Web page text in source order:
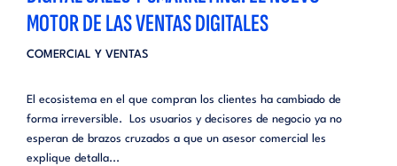
MOTOR DE LAS VENTAS DIGITALES
COMERCIAL Y VENTAS
El ecosistema en el que compran los clientes ha cambiado de
forma irreversible. Los usuarios y decisores de negocio ya no
esperan de brazos cruzados a que un asesor comercial les
explique detalla...